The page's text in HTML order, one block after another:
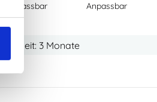
Anpassbar Anpassbar
Lieferzeit: 3 Monate